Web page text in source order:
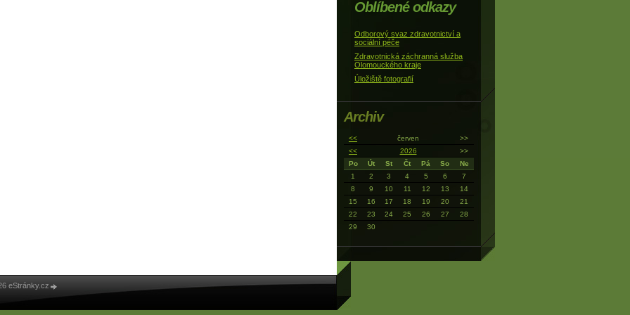
Oblíbené odkazy
Odborový svaz zdravotnictví a
sociální péče
Zdravotnická záchranná služba
Olomouckého kraje
Úložiště fotografií
Archiv
<< červen
>>
<<
2026
>>
Po
Út St Čt Pá So
Ne
1
2 3 4 5 6
7
8
9 10 11 12 13
14
15
16 17 18 19 20
21
22
23 24 25 26 27
28
29
30
eStránky.cz